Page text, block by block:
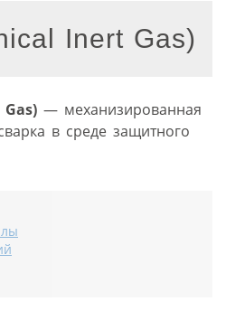
Inert Gas)
— механизированная
в среде защитного